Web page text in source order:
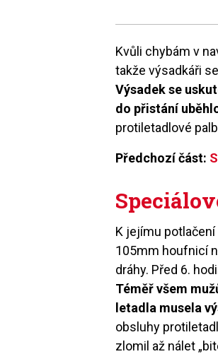
Kvůli chybám v
takže výsadkáři
Výsadek se
do přistání
protiletadlové
Předchozí část:
K jejímu potlačení
105mm houfnicí
dráhy. Před 6.
Téměř všem
letadla musela
obsluhy
zlomil až nálet